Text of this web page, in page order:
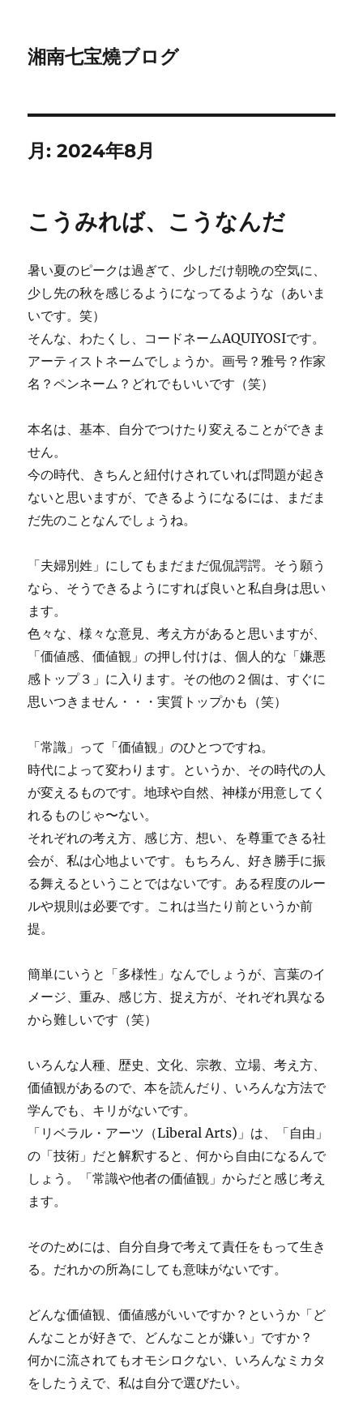
湘南七宝燒ブログ
月:2024年8月
こうみれば、こうなんだ
暑い夏のピークは過ぎて、少しだけ朝晩の空気に、
少し先の秋を感じるようになってるような（あいま
いです。笑）
そんな、わたくし、コードネームAQUIYOSIです。
アーティストネームでしょうか。画号？雅号？作家
名？ペンネーム？どれでもいいです（笑）
本名は、基本、自分でつけたり変えることができま
せん。
今の時代、きちんと紐付けされていれば問題が起き
ないと思いますが、できるようになるには、まだま
だ先のことなんでしょうね。
「夫婦別姓」にしてもまだまだ侃侃諤諤。そう願う
なら、そうできるようにすれば良いと私自身は思い
ます。
色々な、様々な意見、考え方があると思いますが、
「価値感、価値観」の押し付けは、個人的な「嫌悪
感トップ３」に入ります。その他の２個は、すぐに
思いつきません・・・実質トップかも（笑）
「常識」って「価値観」のひとつですね。
時代によって変わります。というか、その時代の人
が変えるものです。地球や自然、神様が用意してく
れるものじゃ〜ない。
それぞれの考え方、感じ方、想い、を尊重できる社
会が、私は心地よいです。もちろん、好き勝手に振
る舞えるということではないです。ある程度のルー
ルや規則は必要です。これは当たり前というか前
提。
簡単にいうと「多様性」なんでしょうが、言葉のイ
メージ、重み、感じ方、捉え方が、それぞれ異なる
から難しいです（笑）
いろんな人種、歴史、文化、宗教、立場、考え方、
価値観があるので、本を読んだり、いろんな方法で
学んでも、キリがないです。
「リベラル・アーツ（Liberal Arts)」は、「自由」
の「技術」だと解釈すると、何から自由になるんで
しょう。「常識や他者の価値観」からだと感じ考え
ます。
そのためには、自分自身で考えて責任をもって生き
る。だれかの所為にしても意味がないです。
どんな価値観、価値感がいいですか？というか「ど
んなことが好きで、どんなことが嫌い」ですか？
何かに流されてもオモシロクない、いろんなミカタ
をしたうえで、私は自分で選びたい。